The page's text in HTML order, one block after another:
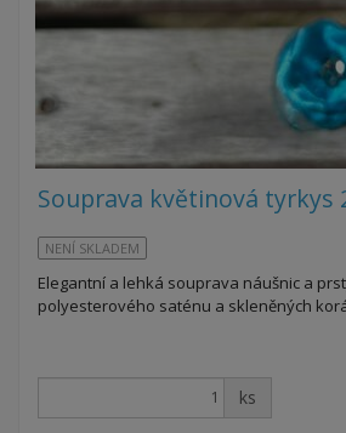
Souprava květinová tyrkys
NENÍ SKLADEM
Elegantní a lehká souprava náušnic a
polyesterového saténu a skleněných
ks